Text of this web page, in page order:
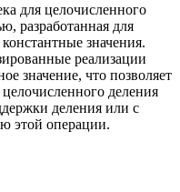
для целочисленного
разработанная для
значения.
реализации
значение, что позволяет
деления
деления или с
этой операции.